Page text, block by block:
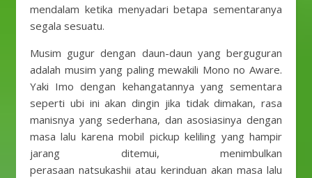
mendalam ketika menyadari betapa sementaranya
segala sesuatu.
Musim gugur dengan daun-daun yang berguguran
adalah musim yang paling mewakili Mono no Aware.
Yaki Imo dengan kehangatannya yang sementara
seperti ubi ini akan dingin jika tidak dimakan, rasa
manisnya yang sederhana, dan asosiasinya dengan
masa lalu karena mobil pickup keliling yang hampir
jarang ditemui, menimbulkan
perasaan natsukashii atau kerinduan akan masa lalu